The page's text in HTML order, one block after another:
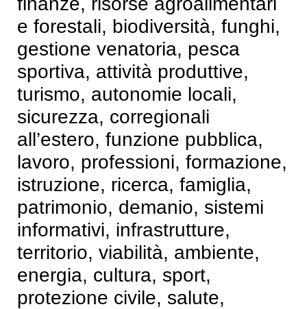
e forestali, biodiversità, funghi,
gestione venatoria, pesca
sportiva, attività produttive,
turismo, autonomie locali,
sicurezza, corregionali
all’estero, funzione pubblica,
lavoro, professioni, formazione,
istruzione, ricerca, famiglia,
patrimonio, demanio, sistemi
informativi, infrastrutture,
territorio, viabilità, ambiente,
energia, cultura, sport,
protezione civile, salute,